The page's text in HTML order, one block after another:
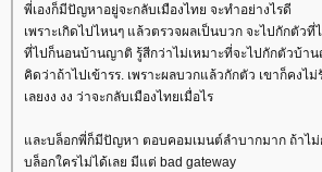
พี่เองก็มีปัญหาอยู่จะกลับเมืองไทย จะทำอย่างไรดี
เพราะเกิดไปไหนๆ แล้วตรวจผลเป็นบวก จะไปกักตัวที่
ที่ไปก็นอนบ้านญาติ รู้สีกว่าไม่เหมาะที่จะไปกักตัวบ้า
คิดว่าถ้าไปเข้ารร. เพราะผลบวกแล้วกักตัว เขาก็คงไม่
เลยงง งง ว่าจะกลับเมืองไทยเมื่อไร
ละบล็อกพี่ก็มีปัญหา ตอบคอมเมนต์ลำบากมาก ถ้าไม่
บล็อกใครไม่ได้เลย มีแต่ bad gateway